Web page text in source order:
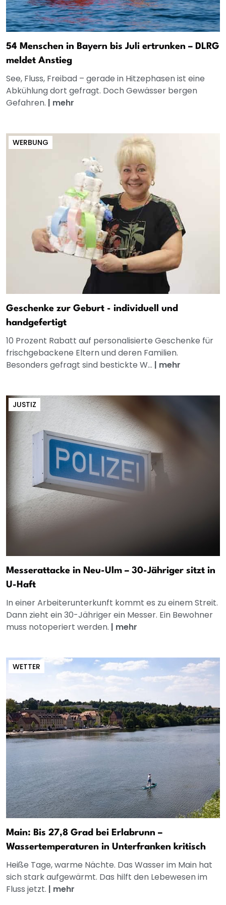
54 Menschen in Bayern bis Juli ertrunken – DLRG
meldet Anstieg
See, Fluss, Freibad – gerade in Hitzephasen ist eine
Abkühlung dort gefragt. Doch Gewässer bergen
Gefahren. | mehr
WERBUNG
Geschenke zur Geburt - individuell und
handgefertigt
10 Prozent Rabatt auf personalisierte Geschenke für
frischgebackene Eltern und deren Familien.
Besonders gefragt sind bestickte W... | mehr
JUSTIZ
Messerattacke in Neu-Ulm – 30-Jähriger sitzt in
U-Haft
In einer Arbeiterunterkunft kommt es zu einem Streit.
Dann zieht ein 30-Jähriger ein Messer. Ein Bewohner
muss notoperiert werden. | mehr
WETTER
Main: Bis 27,8 Grad bei Erlabrunn –
Wassertemperaturen in Unterfranken kritisch
Heiße Tage, warme Nächte. Das Wasser im Main hat
sich stark aufgewärmt. Das hilft den Lebewesen im
Fluss jetzt. | mehr